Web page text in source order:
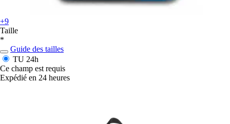
+9
Taille
*
Guide des tailles
TU 24h
Ce champ est requis
Expédié en 24 heures